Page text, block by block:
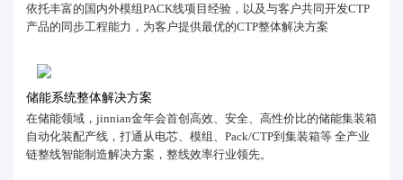
依托丰富的国内外模组PACK线项目经验，以及与客户共同开发CTP
产品的同步工程能力，为客户提供最优的CTP整体解决方案
储能系统整体解决方案
在储能领域，jinnian金年会首创高效、安全、高性价比的储能集装箱
自动化装配产线，打通从电芯、模组、Pack/CTP到集装箱等 全产业
链整线智能制造解决方案，整线效率行业领先。